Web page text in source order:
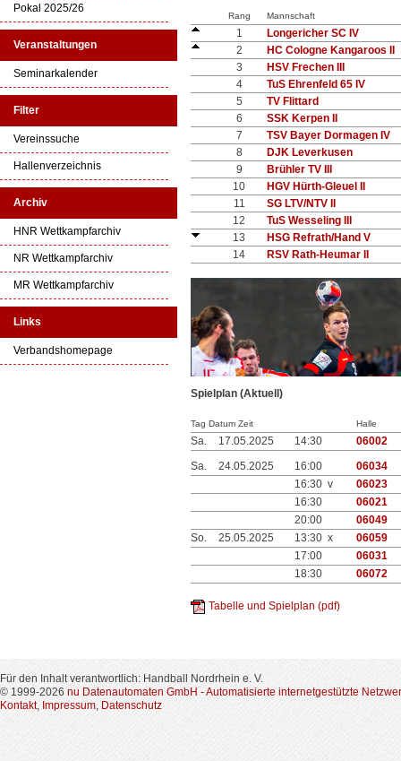
Pokal 2025/26
Veranstaltungen
Seminarkalender
Filter
Vereinssuche
Hallenverzeichnis
Archiv
HNR Wettkampfarchiv
NR Wettkampfarchiv
MR Wettkampfarchiv
Links
Verbandshomepage
Rang Mannschaft
1
Longericher SC IV
2
HC Cologne Kangaroos II
3
HSV Frechen III
4
TuS Ehrenfeld 65 IV
5
TV Flittard
6
SSK Kerpen II
7
TSV Bayer Dormagen IV
8
DJK Leverkusen
9
Brühler TV III
10
HGV Hürth-Gleuel II
11
SG LTV/NTV II
12
TuS Wesseling III
13
HSG Refrath/Hand V
14
RSV Rath-Heumar II
Spielplan (Aktuell)
Tag Datum Zeit Halle
Sa. 17.05.2025 14:30
06002
Sa.
24.05.2025 16:00
06034
16:30 v
06023
16:30
06021
20:00
06049
So.
25.05.2025 13:30 x
06059
17:00
06031
18:30
06072
Tabelle und Spielplan (pdf)
Für den Inhalt verantwortlich: Handball Nordrhein e. V.
© 1999-2026 nu Datenautomaten GmbH - Automatisierte internetgestützte
Kontakt, Impressum, Datenschutz